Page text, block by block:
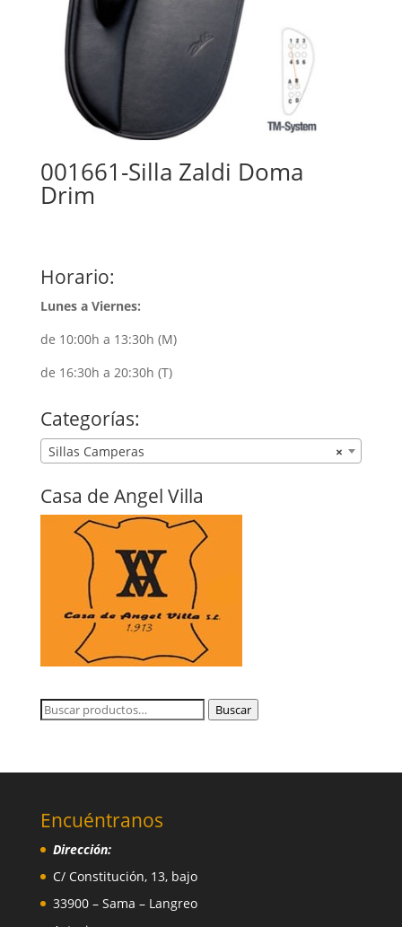
001661-Silla Zaldi Doma
Drim
Horario:
Lunes a Viernes:
de 10:00h a 13:30h (M)
de 16:30h a 20:30h (T)
Categorías:
×
Sillas Camperas
Casa de Angel Villa
Buscar
Buscar
Encuéntranos
Dirección:
C/ Constitución, 13, bajo
33900 – Sama – Langreo